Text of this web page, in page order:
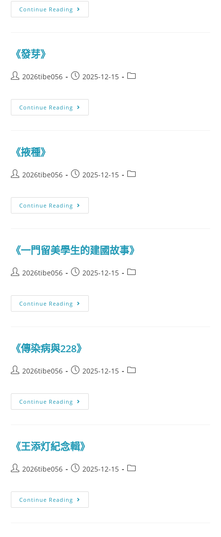
Continue Reading
《發芽》
2026tibe056 2025-12-15
Continue Reading
《掖種》
2026tibe056 2025-12-15
Continue Reading
《一門留美學生的建國故事》
2026tibe056 2025-12-15
Continue Reading
《傳染病與228》
2026tibe056 2025-12-15
Continue Reading
《王添灯紀念輯》
2026tibe056 2025-12-15
Continue Reading